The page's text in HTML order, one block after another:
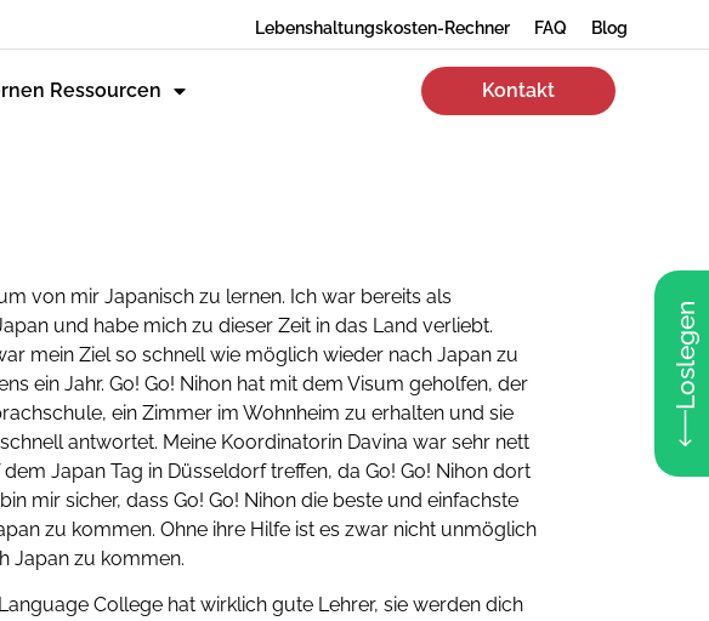
Lebenshaltungskosten-Rechner FAQ Blog
Ressourcen Kontakt
Loslegen
von mir Japanisch zu lernen. Ich war bereits als
und habe mich zu dieser Zeit in das Land verliebt.
mein Ziel so schnell wie möglich wieder nach Japan zu
ein Jahr. Go! Go! Nihon hat mit dem Visum geholfen, der
ein Zimmer im Wohnheim zu erhalten und sie
antwortet. Meine Koordinatorin Davina war sehr nett
Japan Tag in Düsseldorf treffen, da Go! Go! Nihon dort
mir sicher, dass Go! Go! Nihon die beste und einfachste
zu kommen. Ohne ihre Hilfe ist es zwar nicht unmöglich
Japan zu kommen.
College hat wirklich gute Lehrer, sie werden dich